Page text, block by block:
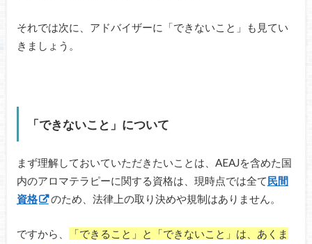
それでは次に、アドバイザーに「できないこと」も見てい
きましょう。
「できないこと」について
まず理解しておいていただきたいことは、AEAJを含めた国
内のアロマテラピーに関する資格は、現時点では全て民間
資格
のため、法律上の取り決めや規制はありません。
ですから、
「できること」と「できないこと」は、あくま